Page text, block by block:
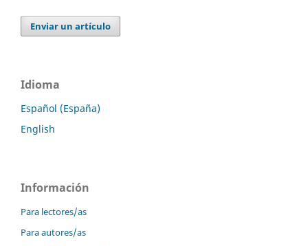
Enviar un artículo
Idioma
Español (España)
English
Información
Para lectores/as
Para autores/as